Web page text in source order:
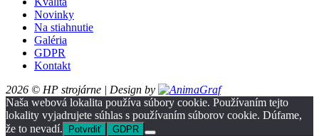
Novinky
Na stiahnutie
Galéria
GDPR
Kontakt
2026 © HP strojárne | Design by
Naša webová lokalita používa súbory cookie. Používaním tejto
lokality vyjadrujete súhlas s používaním súborov cookie. Dúfame,
že to nevadí.
Potvrdiť GDPR